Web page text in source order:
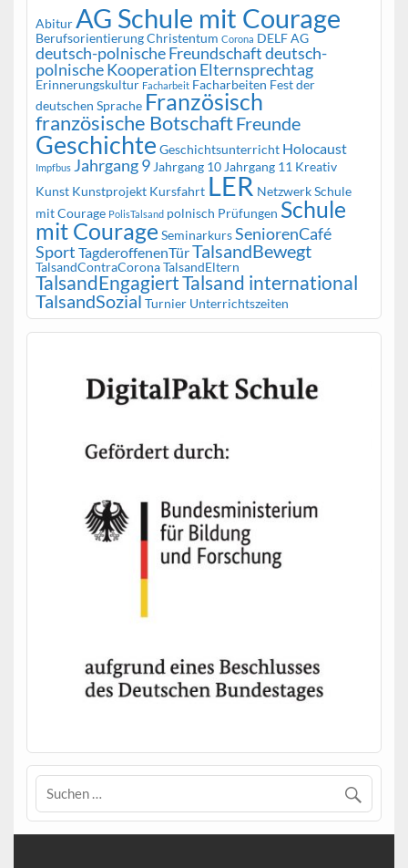
Abitur AG Schule mit Courage
BerufsorientierungChristentum Corona DELF AG
deutsch-polnische Freundschaftdeutsch-
polnische Kooperation Elternsprechtag
Erinnerungskultur Facharbeit Facharbeiten Fest der
deutschen Sprache Französisch
französische BotschaftFreunde
Geschichte Geschichtsunterricht Holocaust
Impfbus Jahrgang 9 Jahrgang 10 Jahrgang 11 Kreativ
Kunst Kunstprojekt Kursfahrt LER Netzwerk Schule
mit Courage PolisTalsand polnisch Prüfungen Schule
mit Courage SeminarkursSeniorenCafé
Sport TagderoffenenTürTalsandBewegt
TalsandContraCoronaTalsandEltern
TalsandEngagiertTalsand international
TalsandSozial Turnier Unterrichtszeiten